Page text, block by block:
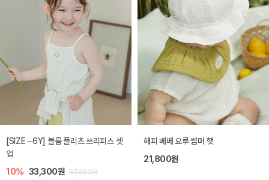
[SIZE ~6Y] 블룸 플리츠 쓰리피스 셋
업
10% 33,300원 37,000원
해피 베베 요루 썸머 햇
21,800원